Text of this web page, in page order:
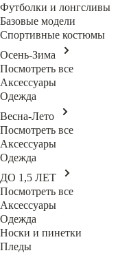
Футболки и лонгсливы
Базовые модели
Спортивные костюмы
Осень-Зима
Посмотреть все
Аксессуары
Одежда
Весна-Лето
Посмотреть все
Аксессуары
Одежда
ДО 1,5 ЛЕТ
Посмотреть все
Аксессуары
Одежда
Носки и пинетки
Пледы